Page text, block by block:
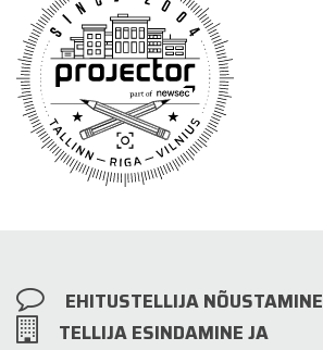
EHITUSTELLIJA NÕUSTAMINE
TELLIJA ESINDAMINE JA